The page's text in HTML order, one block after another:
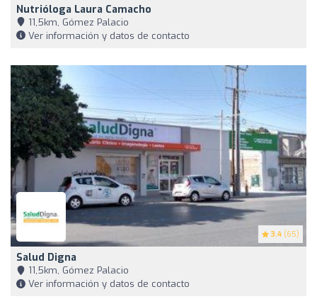
Nutrióloga Laura Camacho
11,5km, Gómez Palacio
Ver información y datos de contacto
3.4 (65)
Salud Digna
11,5km, Gómez Palacio
Ver información y datos de contacto